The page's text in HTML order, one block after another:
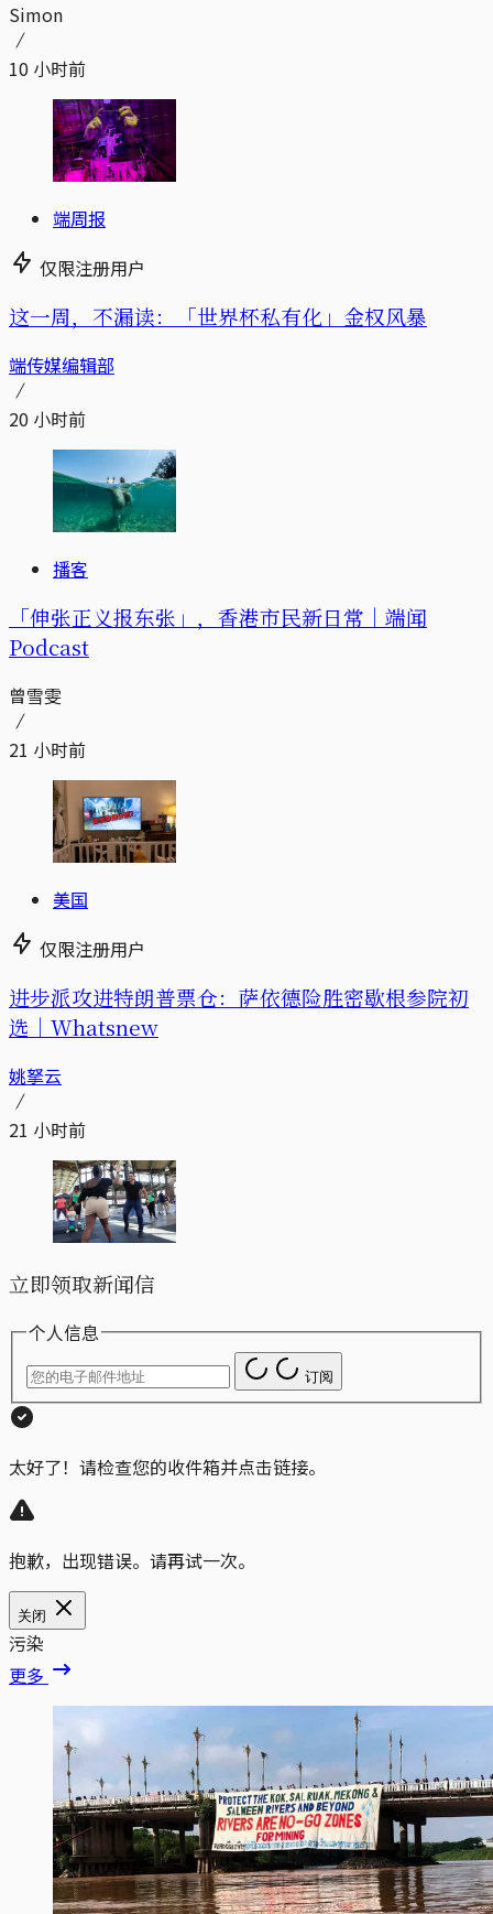
Simon
10 小时前
端周报
仅限注册用户
这一周，不漏读：「世界杯私有化」金权风暴
端传媒编辑部
20 小时前
播客
「伸张正义报东张」，香港市民新日常｜端闻
Podcast
曾雪雯
21 小时前
美国
仅限注册用户
进步派攻进特朗普票仓：萨依德险胜密歇根参院初
选｜Whatsnew
姚拏云
21 小时前
立即领取新闻信
个人信息
订阅
太好了！请检查您的收件箱并点击链接。
抱歉，出现错误。请再试一次。
关闭
污染
更多